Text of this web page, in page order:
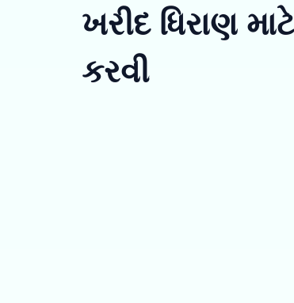
ખરીદ ધિરાણ
કરવી